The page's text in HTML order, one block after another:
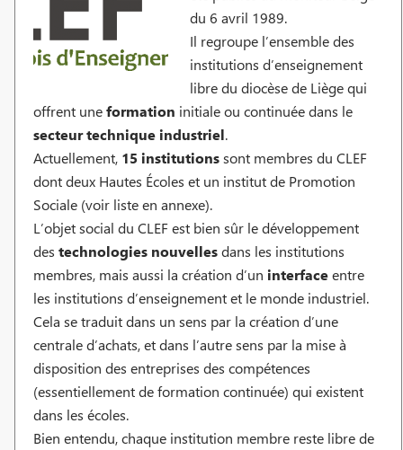
du 6 avril 1989.
Il regroupe l’ensemble des
institutions d’enseignement
libre du diocèse de Liège qui
offrent uneformation initiale ou continuée dans le
secteur technique industriel.
Actuellement, 15 institutionssont membres du CLEF
dont deux Hautes Écoles et un institut de Promotion
Sociale (voir liste en annexe).
L’objet social du CLEF est bien sûr le développement
des technologies nouvellesdans les institutions
membres, mais aussi la création d’un interfaceentre
les institutions d’enseignement et le monde industriel.
Cela se traduit dans un sens par la création d’une
centrale d’achats, et dans l’autre sens par la mise à
disposition des entreprises des compétences
(essentiellement de formation continuée) qui existent
dans les écoles.
Bien entendu, chaque institution membre reste libre de